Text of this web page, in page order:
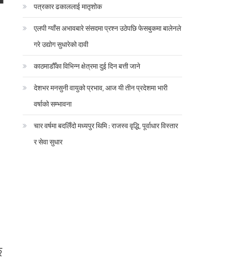
पत्रकार ढकाललाई मातृशोक
एलपी ग्याँस अभावबारे संसदमा प्रश्न उठेपछि फेसबुकमा बालेनले
गरे उद्योग सुधारेको दावी
काठमाडौँका विभिन्न क्षेत्रमा दुई दिन बत्ती जाने
देशभर मनसुनी वायुको प्रभाव, आज यी तीन प्रदेशमा भारी
वर्षाको सम्भावना
चार वर्षमा बदलिँदो मध्यपुर थिमि : राजस्व वृद्धि, पूर्वाधार विस्तार
र सेवा सुधार